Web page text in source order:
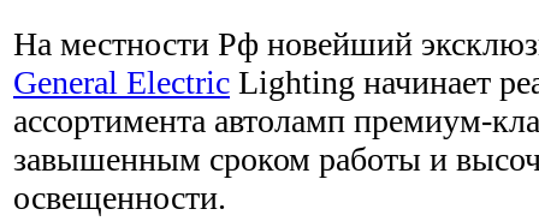
На местности Рф новейший
General Electric Lighting начинает
ассортимента автоламп премиум-
завышенным сроком работы и
освещенности.